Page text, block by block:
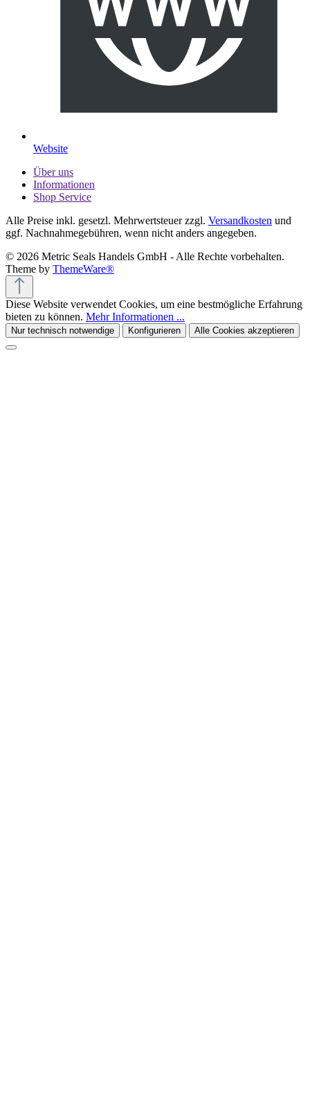
Website
Über uns
Informationen
Shop Service
Alle Preise inkl. gesetzl. Mehrwertsteuer zzgl. Versandkosten und
ggf. Nachnahmegebühren, wenn nicht anders angegeben.
© 2026 Metric Seals Handels GmbH - Alle Rechte vorbehalten.
Theme by ThemeWare®
Diese Website verwendet Cookies, um eine bestmögliche Erfahrung
bieten zu können. Mehr Informationen ...
Nur technisch notwendige Konfigurieren Alle Cookies akzeptieren